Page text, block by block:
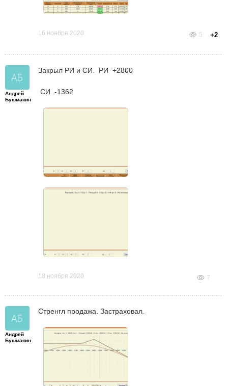
16 ноября 2020 5 +2
Андрей
Бушмакин
Закрыл РИ и СИ. РИ +2800
СИ -1362
18 ноября 2020 7
Андрей
Бушмакин
Стренгл продажа. Застраховал.